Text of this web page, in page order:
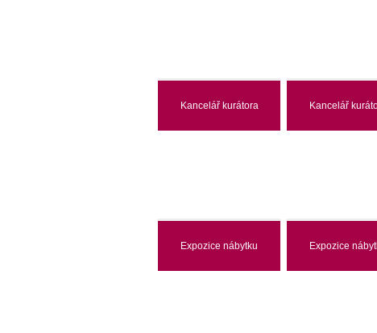
Kancelář kurátora Kancelář
Expozice nábytku Expozice